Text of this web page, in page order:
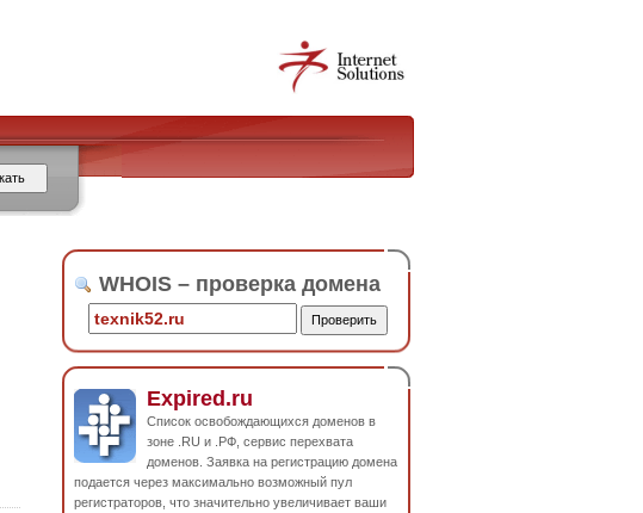
WHOIS – проверка домена
Expired.ru
Список освобождающихся доменов в
зоне .RU и .РФ, сервис перехвата
доменов. Заявка на регистрацию домена
подается через максимально возможный пул
регистраторов, что значительно увеличивает ваши